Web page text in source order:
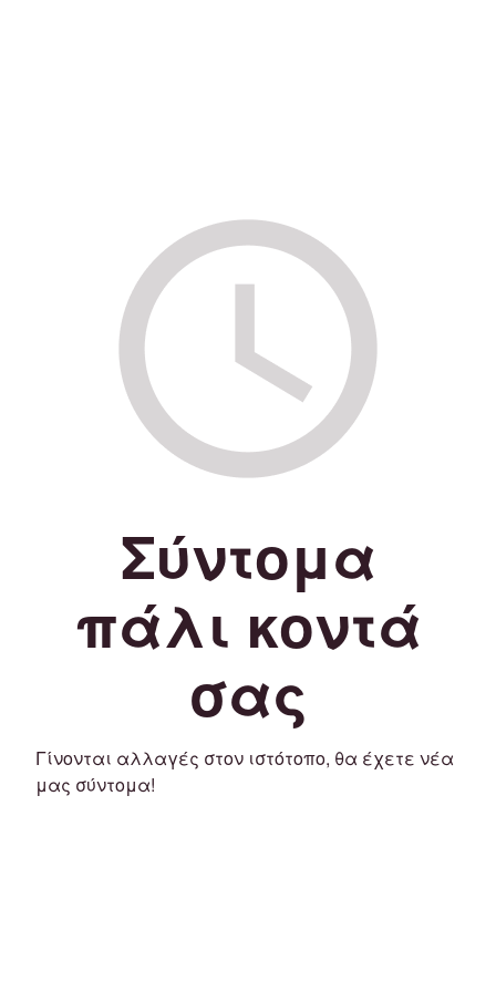
Σύντομα
πάλι κοντά
σας
Γίνονται αλλαγές στον ιστότοπο, θα έχετε νέα
μας σύντομα!